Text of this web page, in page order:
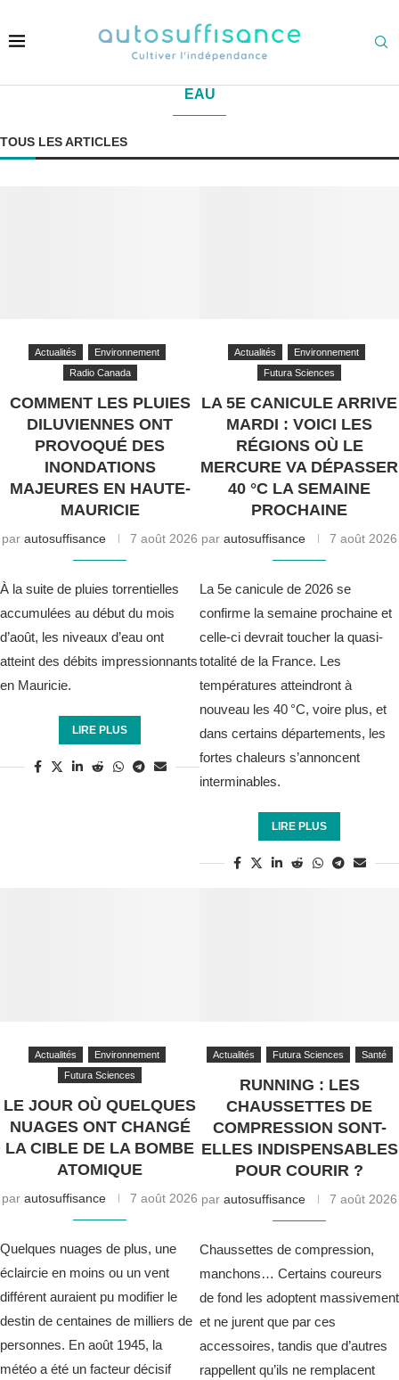
EAU
TOUS LES ARTICLES
Actualités
Environnement
Radio Canada
COMMENT LES PLUIES
DILUVIENNES ONT
PROVOQUÉ DES
INONDATIONS
MAJEURES EN HAUTE-
MAURICIE
par autosuffisance 7 août 2026
À la suite de pluies torrentielles
accumulées au début du mois
d’août, les niveaux d’eau ont
atteint des débits impressionnants
en Mauricie.
LIRE PLUS
Actualités
Environnement
Futura Sciences
LA 5E CANICULE ARRIVE
MARDI : VOICI LES
RÉGIONS OÙ LE
MERCURE VA DÉPASSER
40 °C LA SEMAINE
PROCHAINE
par autosuffisance 7 août 2026
La 5e canicule de 2026 se
confirme la semaine prochaine et
celle-ci devrait toucher la quasi-
totalité de la France. Les
températures atteindront à
nouveau les 40 °C, voire plus, et
dans certains départements, les
fortes chaleurs s’annoncent
interminables.
LIRE PLUS
Actualités
Environnement
Futura Sciences
LE JOUR OÙ QUELQUES
NUAGES ONT CHANGÉ
LA CIBLE DE LA BOMBE
ATOMIQUE
par autosuffisance 7 août 2026
Quelques nuages de plus, une
éclaircie en moins ou un vent
différent auraient pu modifier le
destin de centaines de milliers de
personnes. En août 1945, la
météo a été un facteur décisif
Actualités Futura Sciences Santé
RUNNING : LES
CHAUSSETTES DE
COMPRESSION SONT-
ELLES INDISPENSABLES
POUR COURIR ?
par autosuffisance 7 août 2026
Chaussettes de compression,
manchons… Certains coureurs
de fond les adoptent massivement
et ne jurent que par ces
accessoires, tandis que d’autres
rappellent qu’ils ne remplacent